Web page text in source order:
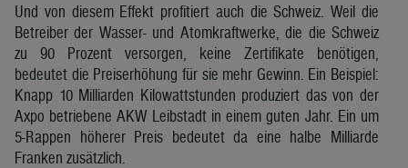
Und von diesem Effekt profitiert auch die Schweiz. Weil die
Betreiber der Wasser- und Atomkraftwerke, die die Schweiz
zu 90 Prozent versorgen, keine Zertifikate benötigen,
bedeutet die Preiserhöhung für sie mehr Gewinn. Ein Beispiel:
Knapp 10 Milliarden Kilowattstunden produziert das von der
Axpo betriebene AKW Leibstadt in einem guten Jahr. Ein um
5-Rappen höherer Preis bedeutet da eine halbe Milliarde
Franken zusätzlich.